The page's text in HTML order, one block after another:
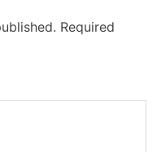
Required